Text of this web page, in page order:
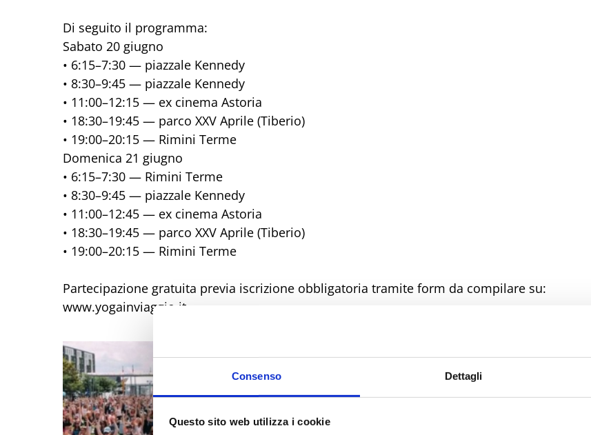
Consenso Dettagli
Questo sito web utilizza i cookie
Di seguito il programma:
Sabato 20 giugno
• 6:15–7:30 — piazzale Kennedy
• 8:30–9:45 — piazzale Kennedy
• 11:00–12:15 — ex cinema Astoria
• 18:30–19:45 — parco XXV Aprile (Tiberio)
• 19:00–20:15 — Rimini Terme
Domenica 21 giugno
• 6:15–7:30 — Rimini Terme
• 8:30–9:45 — piazzale Kennedy
• 11:00–12:45 — ex cinema Astoria
• 18:30–19:45 — parco XXV Aprile (Tiberio)
• 19:00–20:15 — Rimini Terme
Partecipazione gratuita previa iscrizione obbligatoria tramite form da compilare su:
www.yogainviaggio.it